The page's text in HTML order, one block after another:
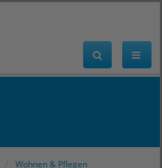
Wohnen & Pflegen